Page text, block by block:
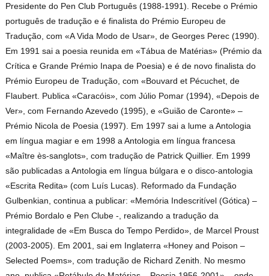
Presidente do Pen Club Português (1988-1991). Recebe o Prémio
português de tradução e é finalista do Prémio Europeu de
Tradução, com «A Vida Modo de Usar», de Georges Perec (1990).
Em 1991 sai a poesia reunida em «Tábua de Matérias» (Prémio da
Crítica e Grande Prémio Inapa de Poesia) e é de novo finalista do
Prémio Europeu de Tradução, com «Bouvard et Pécuchet, de
Flaubert. Publica «Caracóis», com Júlio Pomar (1994), «Depois de
Ver», com Fernando Azevedo (1995), e «Guião de Caronte» –
Prémio Nicola de Poesia (1997). Em 1997 sai a lume a Antologia
em língua magiar e em 1998 a Antologia em língua francesa
«Maître ès-sanglots», com tradução de Patrick Quillier. Em 1999
são publicadas a Antologia em língua búlgara e o disco-antologia
«Escrita Redita» (com Luís Lucas). Reformado da Fundação
Gulbenkian, continua a publicar: «Memória Indescritível (Gótica) –
Prémio Bordalo e Pen Clube -, realizando a tradução da
integralidade de «Em Busca do Tempo Perdido», de Marcel Proust
(2003-2005). Em 2001, sai em Inglaterra «Honey and Poison –
Selected Poems», com tradução de Richard Zenith. No mesmo